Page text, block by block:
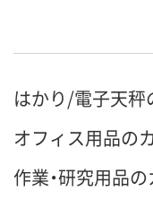
はかり/電子天秤
オフィス用品の
作業・研究用品